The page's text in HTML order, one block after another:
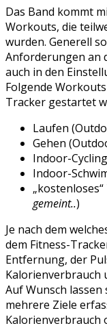
Das Band kommt
Workouts, die
wurden. Generell
Anforderungen an
auch in den
Folgende
Tracker gestartet
Laufen
Gehen
Indoor-Cycling
Indoor-
gemeint..)
Je nach dem
dem Fitness-
Entfernung, der
Kalorienverbrauch
Auf Wunsch
mehrere Ziele
Kalorienverbrauch